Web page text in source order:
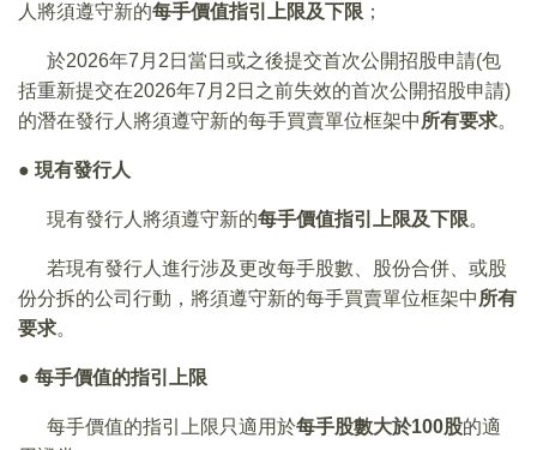
人將須遵守新的每手價值指引上限及下限 ；
於2026年7月2日當日或之後提交首次公開招股申請(包
括重新提交在2026年7月2日之前失效的首次公開招股申請)
的潛在發行人將須遵守新的每手買賣單位框架中 所有要求。
● 現有發行人
現有發行人將須遵守新的每手價值指引上限及下限。
若現有發行人進行涉及更改每手股數、股份合併、或股
份分拆的公司行動，將須遵守新的每手買賣單位框架中 所有
要求。
● 每手價值的指引上限
每手價值的指引上限只適用於每手股數大於100股的適